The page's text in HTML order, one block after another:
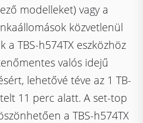
modelleket) vagy a
közvetlenül
a TBS-h574TX eszközhöz
valós idejű
lehetővé téve az 1 TB-
11 perc alatt. A set-top
a TBS-h574TX